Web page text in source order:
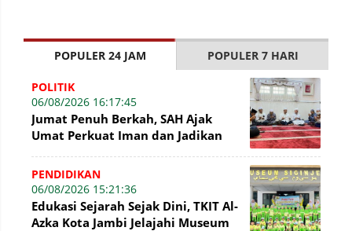
POPULER 24 JAM POPULER 7 HARI
POLITIK
06/08/2026 16:17:45
Jumat Penuh Berkah, SAH Ajak
Umat Perkuat Iman dan Jadikan
Membangun Bangsa
PENDIDIKAN
06/08/2026 15:21:36
Edukasi Sejarah Sejak Dini, TKIT Al-
Azka Kota Jambi Jelajahi Museum